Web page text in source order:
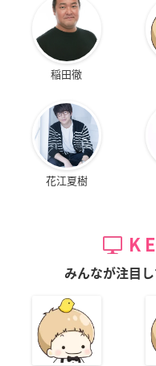
稲田徹
花江夏樹
みんなが注目